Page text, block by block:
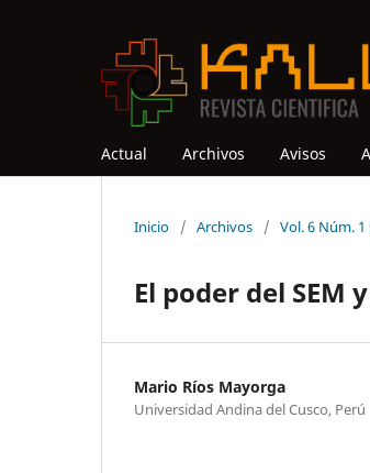
Actual Archivos Avisos
Inicio / Archivos / Vol. 6 Núm.
El poder del SEM
Mario Ríos Mayorga
Universidad Andina del Cusco, Perú